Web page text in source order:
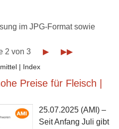
im JPG-Format sowie
2 von 3 ▶ ▶▶
| Index
Preise für Fleisch |
25.07.2025 (AMI) –
Seit Anfang Juli gibt